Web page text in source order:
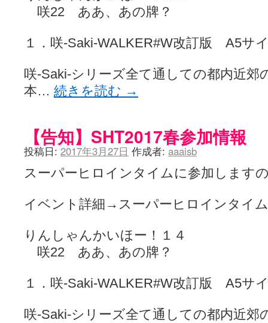
咲22 ああ、あの牌？
１．咲-Saki-WALKER#W改訂版 A5サ
咲-Saki-シリーズ全て通しての都内近郊
本… 続きを読む →
【告知】SHT2017春参加情報
投稿日: 2017年3月27日 作成者: aaaisb
スーパーヒロインタイムに参加します
イベント詳細→スーパーヒロインタイ
りんしゃんかいほー！１４
咲22 ああ、あの牌？
１．咲-Saki-WALKER#W改訂版 A5サ
咲-Saki-シリーズ全て通しての都内近郊